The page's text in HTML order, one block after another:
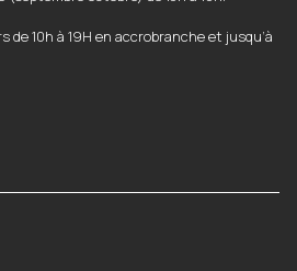
10h à 19H en accrobranche et jusqu’à